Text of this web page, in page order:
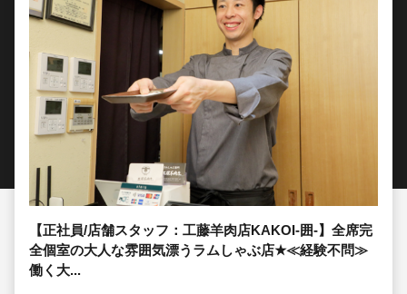
【正社員/店舗スタッフ：工藤羊肉店KAKOI-囲-】全席完
全個室の大人な雰囲気漂うラムしゃぶ店★≪経験不問≫
働く大...